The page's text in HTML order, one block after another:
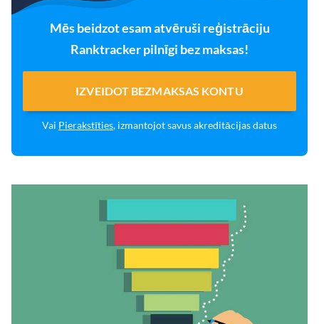
Mēs beidzot esam atvēruši reģistrāciju
Ranktracker pilnīgi bez maksas!
IZVEIDOT BEZMAKSAS KONTU
Vai Pierakstīties, izmantojot savus akreditācijas datus